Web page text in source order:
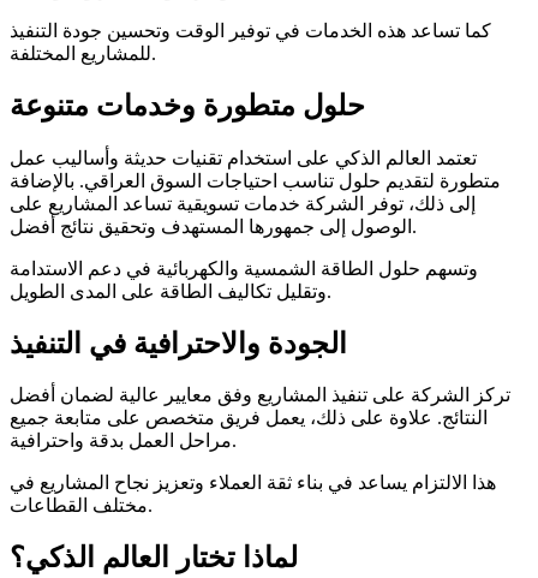
كما تساعد هذه الخدمات في توفير الوقت وتحسين جودة التنفيذ
للمشاريع المختلفة.
حلول متطورة وخدمات متنوعة
تعتمد العالم الذكي على استخدام تقنيات حديثة وأساليب عمل
متطورة لتقديم حلول تناسب احتياجات السوق العراقي. بالإضافة
إلى ذلك، توفر الشركة خدمات تسويقية تساعد المشاريع على
الوصول إلى جمهورها المستهدف وتحقيق نتائج أفضل.
وتسهم حلول الطاقة الشمسية والكهربائية في دعم الاستدامة
وتقليل تكاليف الطاقة على المدى الطويل.
الجودة والاحترافية في التنفيذ
تركز الشركة على تنفيذ المشاريع وفق معايير عالية لضمان أفضل
النتائج. علاوة على ذلك، يعمل فريق متخصص على متابعة جميع
مراحل العمل بدقة واحترافية.
هذا الالتزام يساعد في بناء ثقة العملاء وتعزيز نجاح المشاريع في
مختلف القطاعات.
لماذا تختار العالم الذكي؟